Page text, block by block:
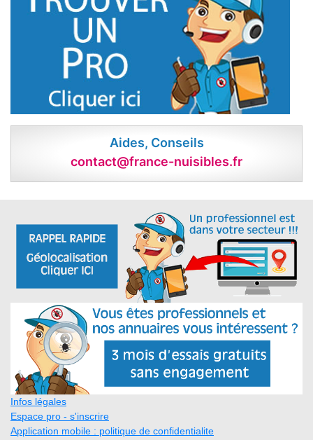
Aides, Conseils
contact@france-nuisibles.fr
Infos légales
Espace pro - s'inscrire
Application mobile : politique de confidentialite